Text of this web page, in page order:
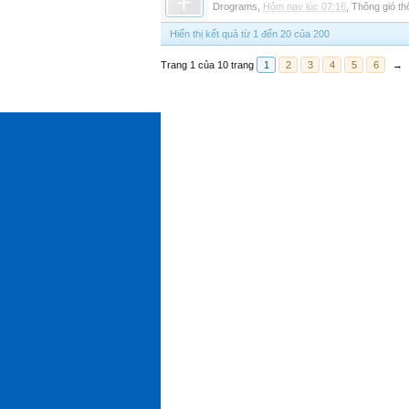
Drograms Hôm nay lúc 07:16 Thông gió
Hiển thị kết quả từ 1 đến 20 của 200
Trang 1 của 10 trang 1 2 3 4 5 6 →